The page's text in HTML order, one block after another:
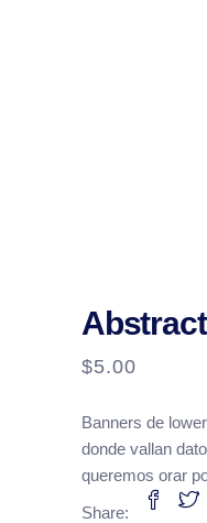
$5.00
Banners de
donde vallan
queremos orar
Share: